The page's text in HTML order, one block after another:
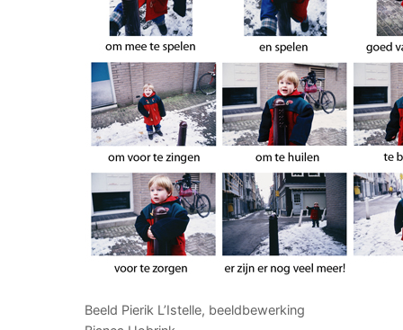
Beeld Pierik L’Istelle, beeldbewerking